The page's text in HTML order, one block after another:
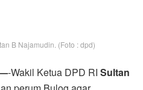
B Najamudin. (Foto : dpd)
-Wakil Ketua DPD RI Sultan